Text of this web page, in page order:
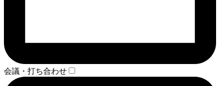
会議・打ち合わせ